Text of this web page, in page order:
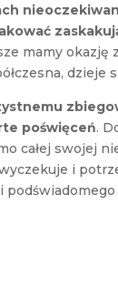
mamy okazję
dzieje
poświęceń.
całej swojej
i